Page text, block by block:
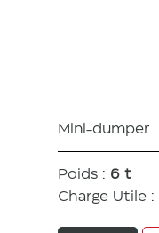
Mini-dumper
Poids : 6 t
Charge Utile :